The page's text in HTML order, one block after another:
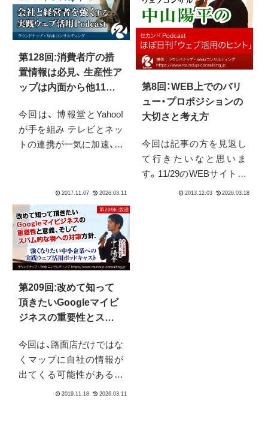
第128回:消費者庁の措
置情報は必見、 生産性ア
ップは内面から他11月
今回は、 博報堂とYahoo!
が手を組み テレビとネッ
トの連携が一気に加速、と
どを中心に10月4週のニュ
ースで押さえて頂きたい
ポイントをまとめていま
す。
第8回：WEB上でのバリ
ュー・プロポジションの
大切さと考え方
今回は記事の方を見返し
て行きたいなと思いま
す。11/29のWEBサイトか
ら「『WEBサイトから成
第209回:改めて知って
頂きたいGoogleマイビ
ジネスの重要性とスパ
今回は、路面店だけではな
くマップに自社の情報が
出てくる可能性があるビ
ジネス全般で必須の